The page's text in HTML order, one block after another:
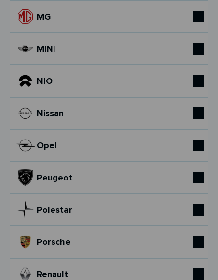
MG
MINI
NIO
Nissan
Opel
Peugeot
Polestar
Porsche
Renault